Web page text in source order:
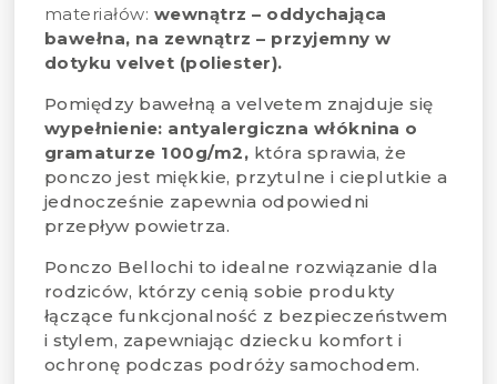
materiałów: wewnątrz – oddychająca
bawełna, na zewnątrz – przyjemny w
dotyku velvet (poliester).
Pomiędzy bawełną a velvetem znajduje się
wypełnienie: antyalergiczna włóknina o
gramaturze 100g/m2, która sprawia, że
ponczo jest miękkie, przytulne i cieplutkie a
jednocześnie zapewnia odpowiedni
przepływ powietrza.
Ponczo Bellochi to idealne rozwiązanie dla
rodziców, którzy cenią sobie produkty
łączące funkcjonalność z bezpieczeństwem
i stylem, zapewniając dziecku komfort i
ochronę podczas podróży samochodem.